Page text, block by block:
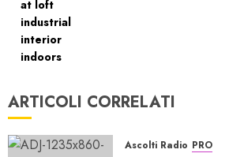
ARTICOLI CORRELATI
Ascolti Radio PRO